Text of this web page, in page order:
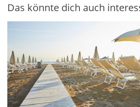
Das könnte dich auch